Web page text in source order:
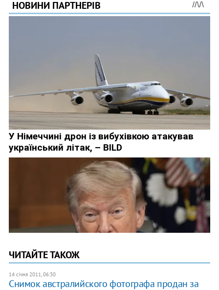
ЧИТАЙТЕ ТАКОЖ
14 січня 2011, 06:30
Снимок австралийского фотографа продан за